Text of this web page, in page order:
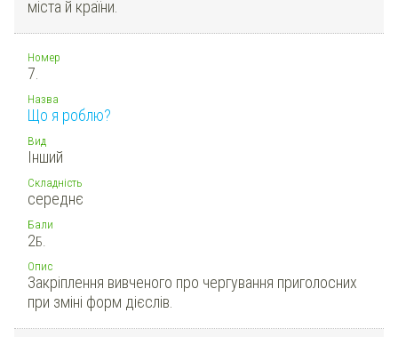
міста й країни.
Номер
7.
Назва
Що я роблю?
Вид
Інший
Складність
середнє
Бали
2Б.
Опис
Закріплення вивченого про чергування приголосних
при зміні форм дієслів.